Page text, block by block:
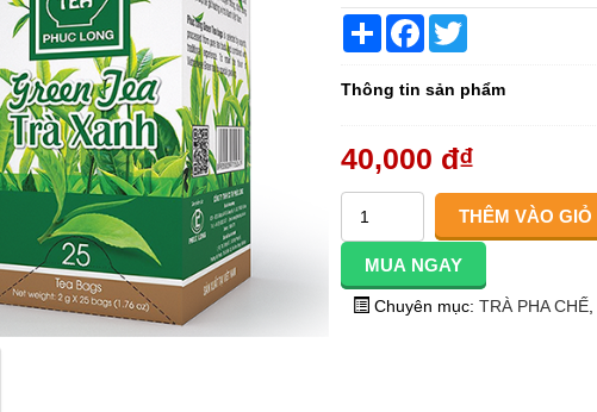
Share Facebook
Thông tin sản phẩm
40,000 đ₫
Chuyên mục: TRÀ PHA CHẾ